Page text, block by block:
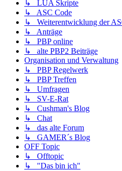
↳ LUA Skripte
↳ ASC Code
↳ Weiterentwicklung der
↳ Anträge
↳ PBP online
↳ alte PBP2 Beiträge
Organisation und Verwaltung
↳ PBP Regelwerk
↳ PBP Treffen
↳ Umfragen
↳ SV-E-Rat
↳ Cushman's Blog
↳ Chat
↳ das alte Forum
↳ GAMER´s Blog
OFF Topic
↳ Offtopic
↳ "Das bin ich"